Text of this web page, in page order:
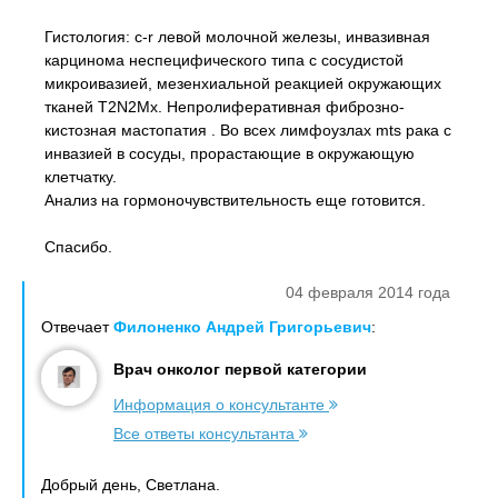
Гистология: c-r левой молочной железы, инвазивная
карцинома неспецифического типа с сосудистой
микроивазией, мезенхиальной реакцией окружающих
тканей T2N2Mх. Непролиферативная фиброзно-
кистозная мастопатия . Во всех лимфоузлах mts рака с
инвазией в сосуды, прорастающие в окружающую
клетчатку.
Анализ на гормоночувствительность еще готовится.
Спасибо.
04 февраля 2014 года
ОтвечаетФилоненко Андрей Григорьевич:
Врач онколог первой категории
Информация о консультанте
Все ответы консультанта
Добрый день, Светлана.